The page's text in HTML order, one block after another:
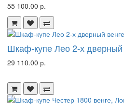
55 100.00 р.
Шкаф-купе Лео 2-х дверный
29 110.00 р.